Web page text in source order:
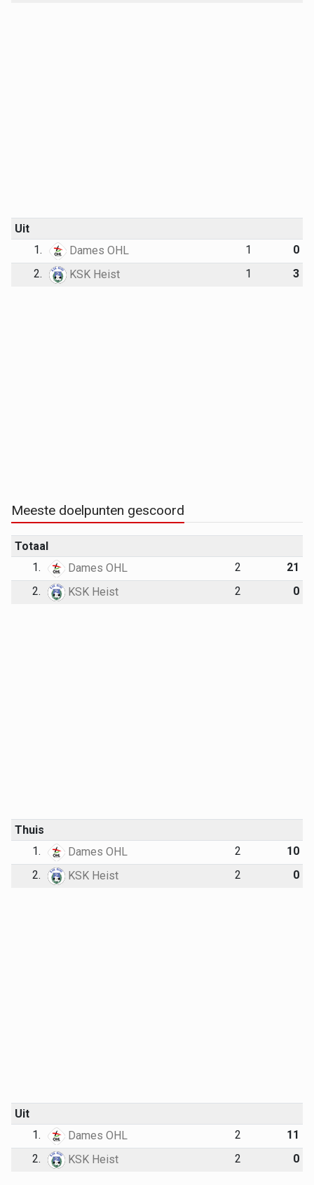
Uit
1.
Dames OHL 1
0
2.
KSK Heist 1 3
Meeste doelpunten gescoord
Totaal
1.
Dames OHL 2
21
2.
KSK Heist 2 0
Thuis
1.
Dames OHL 2
10
2.
KSK Heist 2 0
Uit
1.
Dames OHL 2
11
2.
KSK Heist 2 0